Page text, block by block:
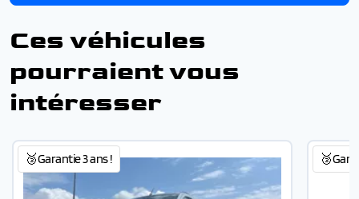
Ces véhicules
pourraient vous
intéresser
🥉Garantie 3 ans !